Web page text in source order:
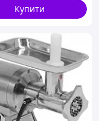
Купити